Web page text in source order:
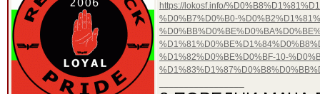
https://lokosf.info/
%D0%B7%D0%B0-
%D1%82%D0%BE%D0%BF-10-